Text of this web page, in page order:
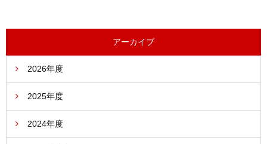
アーカイブ
2026年度
2025年度
2024年度